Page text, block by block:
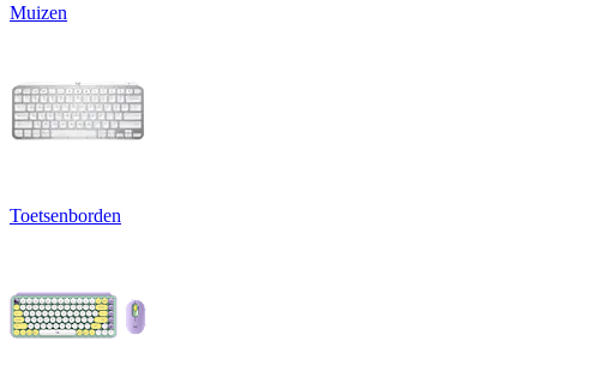
Muizen
Toetsenborden